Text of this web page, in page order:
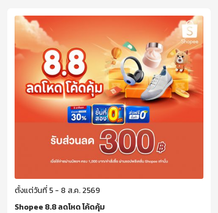
ตั้งแต่วันที่ 5 - 8 ส.ค. 2569
Shopee 8.8 ลดโหด โค้ดคุ้ม